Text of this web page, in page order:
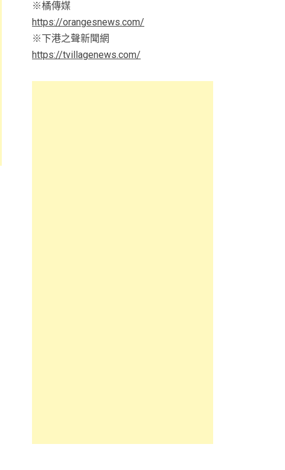
※橘傳媒
https://orangesnews.com/
※下港之聲新聞網
https://tvillagenews.com/